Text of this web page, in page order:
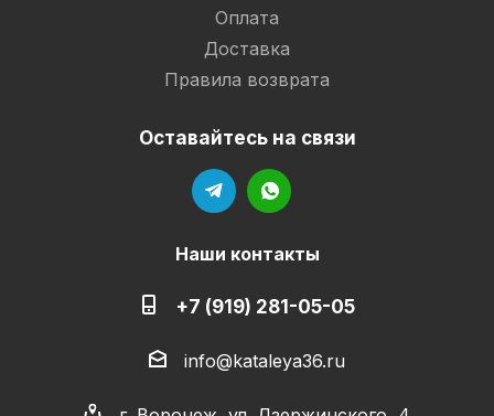
Оплата
Доставка
Правила возврата
Оставайтесь на связи
Наши контакты
+7 (919) 281-05-05
info@kataleya36.ru